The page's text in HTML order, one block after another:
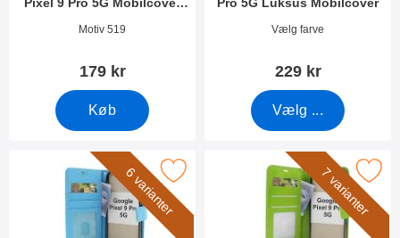
Varenr 51513Motiv 519
179 kr
Køb
Varenr 51476Vælg farve
229 kr
Vælg ...
6 varianter
Google Pixel 9 / Pixel 9 Pro 5G Mobilcover som
7 varianter
Marker crazy Horse Google Pixel 9 /